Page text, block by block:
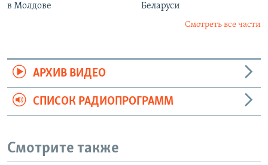
в Молдове
Беларуси
Смотреть все части
АРХИВ ВИДЕО
СПИСОК РАДИОПРОГРАММ
Смотрите также